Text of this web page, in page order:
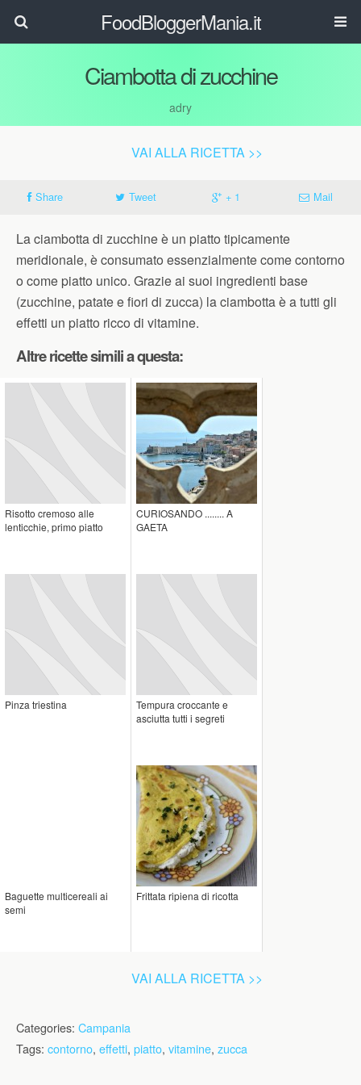
FoodBloggerMania.it
Ciambotta di zucchine
adry
VAI ALLA RICETTA >>
Share Tweet + 1 Mail
La ciambotta di zucchine è un piatto tipicamente
meridionale, è consumato essenzialmente come contorno
o come piatto unico. Grazie ai suoi ingredienti base
(zucchine, patate e fiori di zucca) la ciambotta è a tutti gli
effetti un piatto ricco di vitamine.
Altre ricette simili a questa:
Risotto cremoso alle
lenticchie, primo piatto
CURIOSANDO ........ A
GAETA
Pinza triestina
Tempura croccante e
asciutta tutti i segreti
Baguette multicereali ai
semi
Frittata ripiena di ricotta
VAI ALLA RICETTA >>
Categories: Campania
Tags: contorno, effetti, piatto, vitamine, zucca